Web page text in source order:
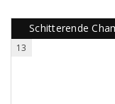
Schitterende
13